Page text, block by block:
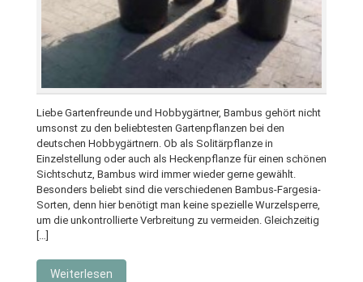
Liebe Gartenfreunde und Hobbygärtner, Bambus gehört nicht
umsonst zu den beliebtesten Gartenpflanzen bei den
deutschen Hobbygärtnern. Ob als Solitärpflanze in
Einzelstellung oder auch als Heckenpflanze für einen schönen
Sichtschutz, Bambus wird immer wieder gerne gewählt.
Besonders beliebt sind die verschiedenen Bambus-Fargesia-
Sorten, denn hier benötigt man keine spezielle Wurzelsperre,
um die unkontrollierte Verbreitung zu vermeiden. Gleichzeitig
[…]
Weiterlesen